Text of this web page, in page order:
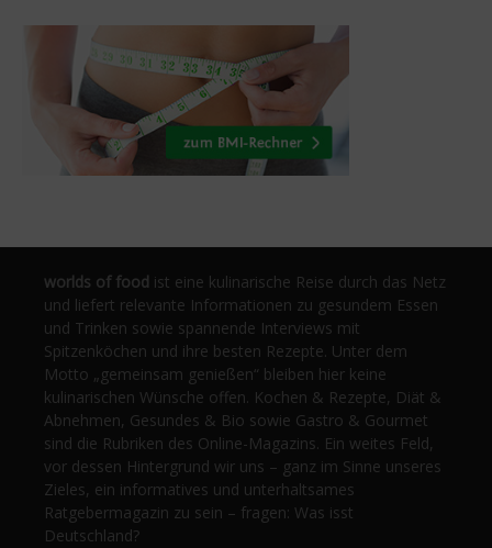
worlds of food ist eine kulinarische Reise durch das Netz
und liefert relevante Informationen zu gesundem Essen
und Trinken sowie spannende Interviews mit
Spitzenköchen und ihre besten Rezepte. Unter dem
Motto „gemeinsam genießen“ bleiben hier keine
kulinarischen Wünsche offen. Kochen & Rezepte, Diät &
Abnehmen, Gesundes & Bio sowie Gastro & Gourmet
sind die Rubriken des Online-Magazins. Ein weites Feld,
vor dessen Hintergrund wir uns – ganz im Sinne unseres
Zieles, ein informatives und unterhaltsames
Ratgebermagazin zu sein – fragen: Was isst
Deutschland?